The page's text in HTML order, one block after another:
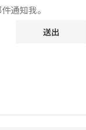
通知我。